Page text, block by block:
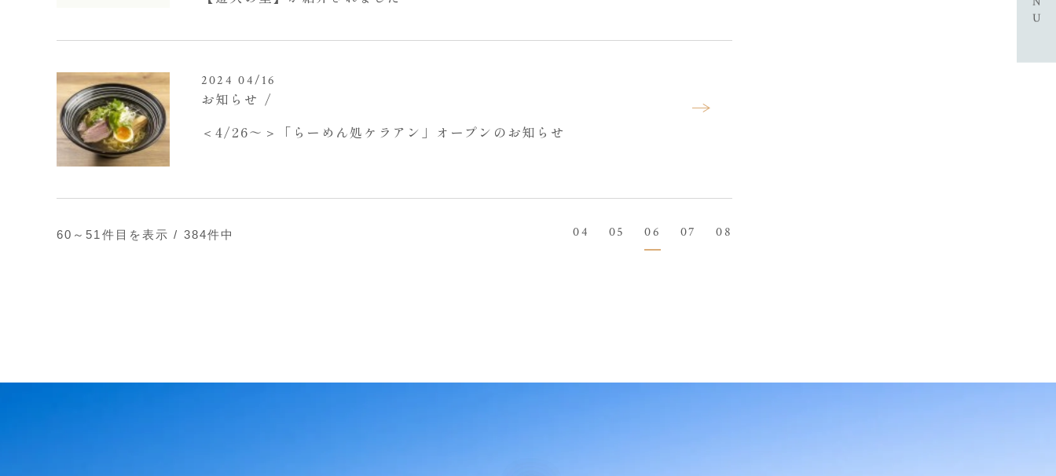
2024 04/16
お知らせ
＜4/26～＞「らーめん処ケラアン」オープンのお知らせ
60～51 件目を表示 / 384件中 04 05 06 07 08